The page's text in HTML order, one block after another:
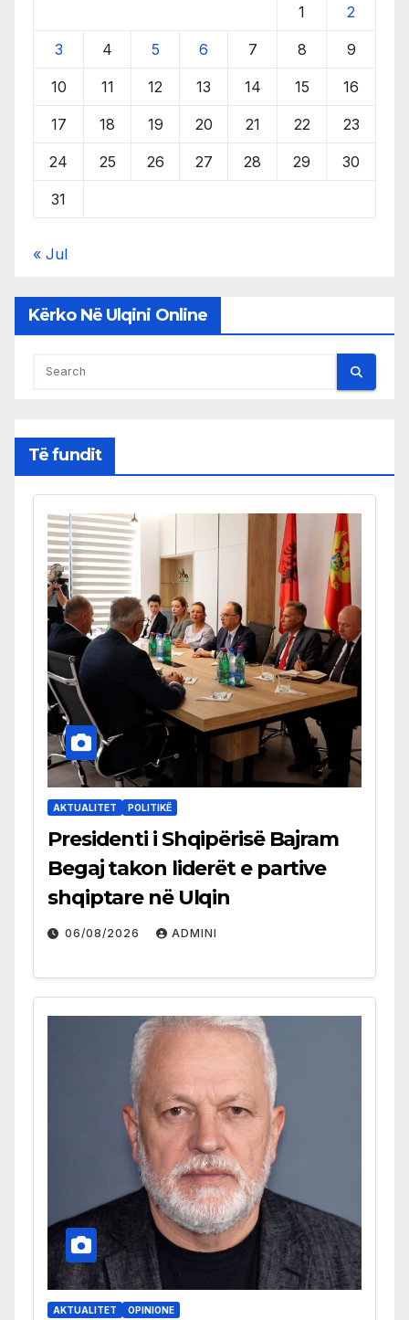
1 2
3 4 5 6 7 8 9
10 11 12 13 14 15 16
17 18 19 20 21 22 23
24 25 26 27 28 29 30
31
« Jul
Kërko Në Ulqini Online
Të fundit
AKTUALITET POLITIKË
Presidenti i Shqipërisë Bajram
Begaj takon liderët e partive
shqiptare në Ulqin
06/08/2026 ADMINI
AKTUALITET OPINIONE